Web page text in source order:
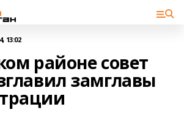
13:02
районе совет
замглавы